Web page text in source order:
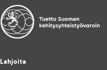
Lahjoita